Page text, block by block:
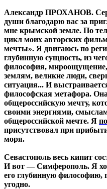
Александр ПРОХАНОВ.
души благодарю вас за
мне крымской земле. По
цикл моих авторских
мечты». Я двигаюсь по
глубинную сущность, из
философия,
землям, великие люди,
ситуация... И
философская метафора.
общероссийскую мечту,
своими энергиями,
общероссийской мечте. Я
присутствовал при
моря.
Севастополь весь кипит
И вот — Симферополь. Я
его глубинную философию,
угодно.